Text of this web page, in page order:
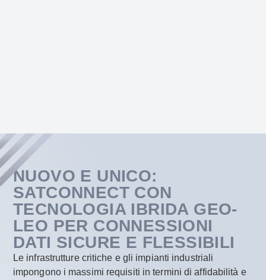
NUOVO E UNICO:
SATCONNECT CON
TECNOLOGIA IBRIDA GEO-
LEO PER CONNESSIONI
DATI SICURE E FLESSIBILI
Le infrastrutture critiche e gli impianti industriali
impongono i massimi requisiti in termini di affidabilità e